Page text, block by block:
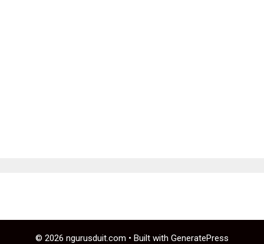
© 2026 ngurusduit.com • Built with GeneratePress